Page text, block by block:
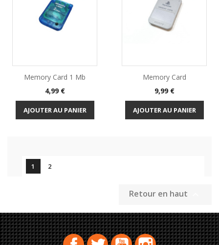
Memory Card 1 Mb
Prix
4,99 €
AJOUTER AU PANIER
Memory Card
Prix
9,99 €
AJOUTER AU PANIER
1 2
Retour en haut
FacebookTwitterYouTubeInstagram